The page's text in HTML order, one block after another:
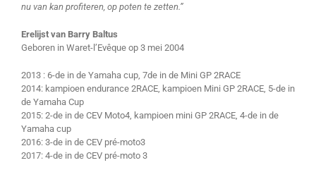
nu van kan profiteren, op poten te zetten.”
Erelijst van Barry Baltus
Geboren in Waret-l’Evêque op 3 mei 2004
2013 : 6-de in de Yamaha cup, 7de in de Mini GP 2RACE
2014: kampioen endurance 2RACE, kampioen Mini GP 2RACE, 5-de in
de Yamaha Cup
2015: 2-de in de CEV Moto4, kampioen mini GP 2RACE, 4-de in de
Yamaha cup
2016: 3-de in de CEV pré-moto3
2017: 4-de in de CEV pré-moto 3